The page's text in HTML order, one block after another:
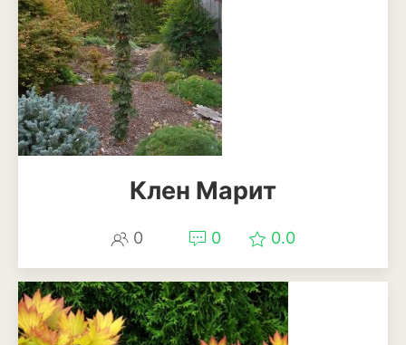
Клен Марит
0 0 0.0